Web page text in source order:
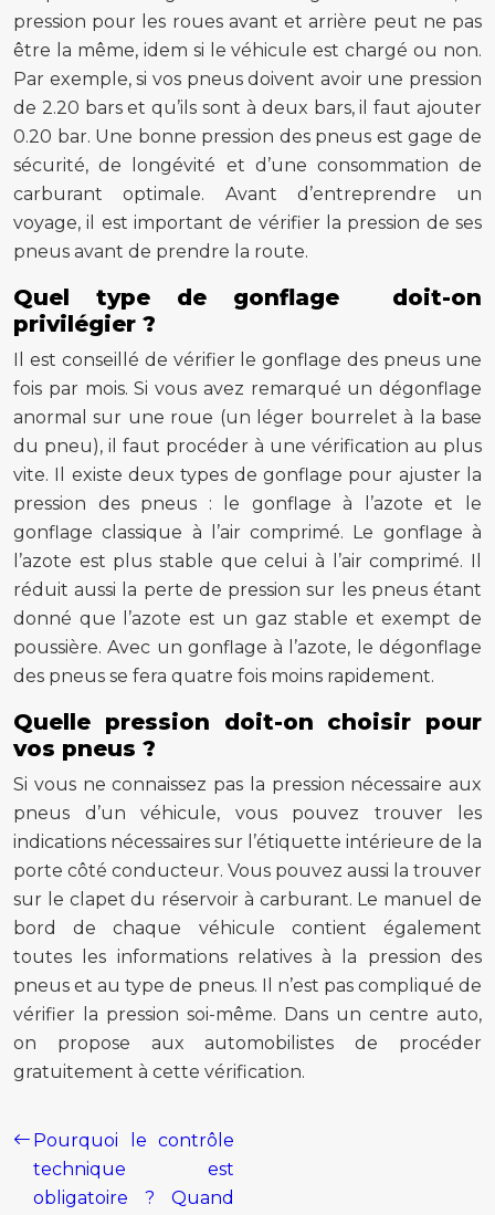
pression pour les roues avant et arrière peut ne pas
être la même, idem si le véhicule est chargé ou non.
Par exemple, si vos pneus doivent avoir une pression
de 2.20 bars et qu’ils sont à deux bars, il faut ajouter
0.20 bar. Une bonne pression des pneus est gage de
sécurité, de longévité et d’une consommation de
carburant optimale. Avant d’entreprendre un
voyage, il est important de vérifier la pression de ses
pneus avant de prendre la route.
Quel type de gonflage doit-on
privilégier ?
Il est conseillé de vérifier le gonflage des pneus une
fois par mois. Si vous avez remarqué un dégonflage
anormal sur une roue (un léger bourrelet à la base
du pneu), il faut procéder à une vérification au plus
vite. Il existe deux types de gonflage pour ajuster la
pression des pneus : le gonflage à l’azote et le
gonflage classique à l’air comprimé. Le gonflage à
l’azote est plus stable que celui à l’air comprimé. Il
réduit aussi la perte de pression sur les pneus étant
donné que l’azote est un gaz stable et exempt de
poussière. Avec un gonflage à l’azote, le dégonflage
des pneus se fera quatre fois moins rapidement.
Quelle pression doit-on choisir pour
vos pneus ?
Si vous ne connaissez pas la pression nécessaire aux
pneus d’un véhicule, vous pouvez trouver les
indications nécessaires sur l’étiquette intérieure de la
porte côté conducteur. Vous pouvez aussi la trouver
sur le clapet du réservoir à carburant. Le manuel de
bord de chaque véhicule contient également
toutes les informations relatives à la pression des
pneus et au type de pneus. Il n’est pas compliqué de
vérifier la pression soi-même. Dans un centre auto,
on propose aux automobilistes de procéder
gratuitement à cette vérification.
Pourquoi le contrôle
technique est
obligatoire ? Quand